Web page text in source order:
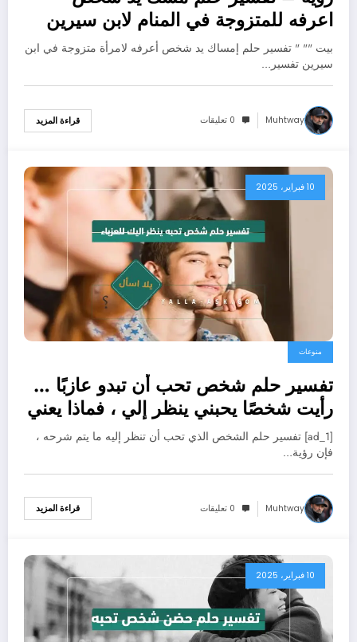
اعرفه للمتزوجة في المنام لابن سيرين
بالتفصيل
بيت "" " تفسير حلم إمساك يد شخص أعرفه لامرأة متزوجة في ابن
سيرين تفسير…
Muhtway 0 تعليقات قراءة المزيد
10 فبراير، 2025
منوعات
تفسير حلم شخص تحب أن تبدو عازبًا …
رأيت شخصًا يحبني ينظر إلي ، فماذا يعني
ذلك؟[ad_1] تفسير حلم الشخص الذي تحب أن تنظر إليه ما يتم شرحه ،
فإن رؤية…
Muhtway 0 تعليقات قراءة المزيد
10 فبراير، 2025